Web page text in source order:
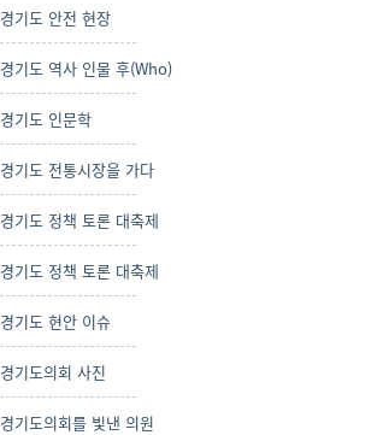
경기도 안전 현장
경기도 역사 인물 후(Who)
경기도 인문학
경기도 전통시장을 가다
경기도 정책 토론 대축제
경기도 정책 토론 대축제
경기도 현안 이슈
경기도의회 사진
경기도의회를 빛낸 의원